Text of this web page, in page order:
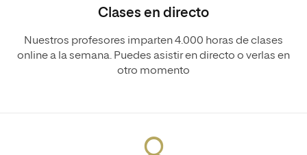
Clases en directo
Nuestros profesores imparten 4.000 horas de clases
online a la semana. Puedes asistir en directo o verlas en
otro momento